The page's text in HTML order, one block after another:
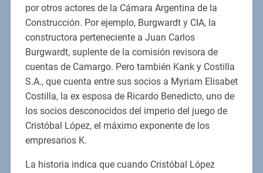
por otros actores de la Cámara Argentina de la
Construcción. Por ejemplo, Burgwardt y CIA, la
constructora perteneciente a Juan Carlos
Burgwardt, suplente de la comisión revisora de
cuentas de Camargo. Pero también Kank y Costilla
S.A., que cuenta entre sus socios a Myriam Elisabet
Costilla, la ex esposa de Ricardo Benedicto, uno de
los socios desconocidos del imperio del juego de
Cristóbal López, el máximo exponente de los
empresarios K.
La historia indica que cuando Cristóbal López